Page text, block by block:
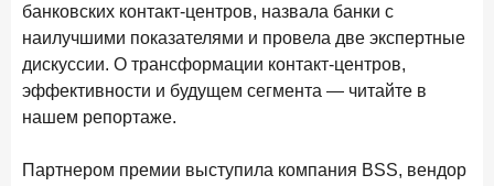
Ипотека. Итоги работы крупнейших ипотечных банков
в январе 2026 года
18 февраля 2026 года ИССЛЕДОВАНИЕ
подписки в 2025 году?
17 февраля 2026 года ИССЛЕДОВАНИЕ
банковских контакт-центров, назвала банки с
наилучшими показателями и провела две экспертные
дискуссии. О трансформации контакт-центров,
эффективности и будущем сегмента — читайте в
нашем репортаже.
Партнером премии выступила компания BSS, вендор